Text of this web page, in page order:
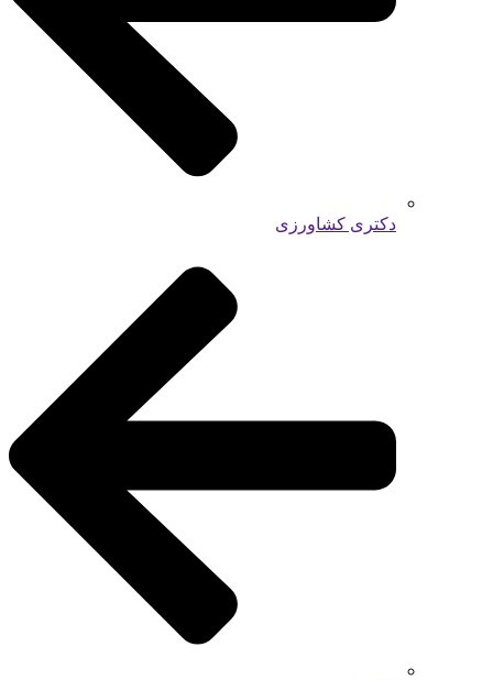
دکتری کشاورزی